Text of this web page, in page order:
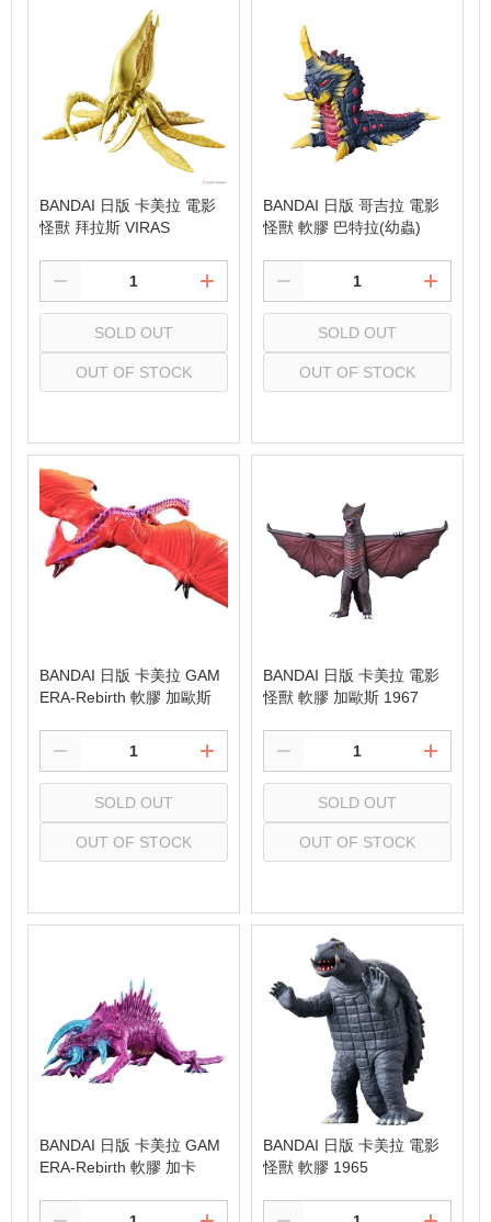
BANDAI 日版 卡美拉 電影
怪獸 拜拉斯 VIRAS
SOLD OUT
OUT OF STOCK
BANDAI 日版 哥吉拉 電影
怪獸 軟膠 巴特拉(幼蟲)
SOLD OUT
OUT OF STOCK
BANDAI 日版 卡美拉 GAM
ERA-Rebirth 軟膠 加歐斯
SOLD OUT
OUT OF STOCK
BANDAI 日版 卡美拉 電影
怪獸 軟膠 加歐斯 1967
SOLD OUT
OUT OF STOCK
BANDAI 日版 卡美拉 GAM
ERA-Rebirth 軟膠 加卡
BANDAI 日版 卡美拉 電影
怪獸 軟膠 1965